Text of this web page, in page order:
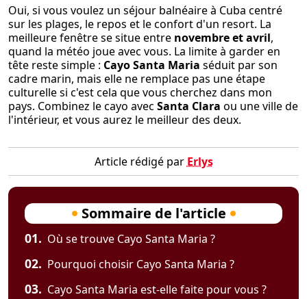
Oui, si vous voulez un séjour balnéaire à Cuba centré
sur les plages, le repos et le confort d'un resort. La
meilleure fenêtre se situe entre novembre et avril,
quand la météo joue avec vous. La limite à garder en
tête reste simple : Cayo Santa Maria séduit par son
cadre marin, mais elle ne remplace pas une étape
culturelle si c'est cela que vous cherchez dans mon
pays. Combinez le cayo avec Santa Clara ou une ville de
l'intérieur, et vous aurez le meilleur des deux.
Article rédigé par Erlys
Sommaire de l'article
01. Où se trouve Cayo Santa Maria ?
02. Pourquoi choisir Cayo Santa Maria ?
03. Cayo Santa Maria est-elle faite pour vous ?